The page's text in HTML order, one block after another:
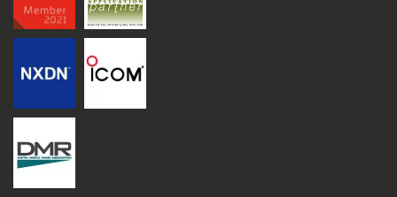
Contact